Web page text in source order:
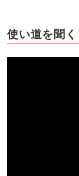
使い道を聞